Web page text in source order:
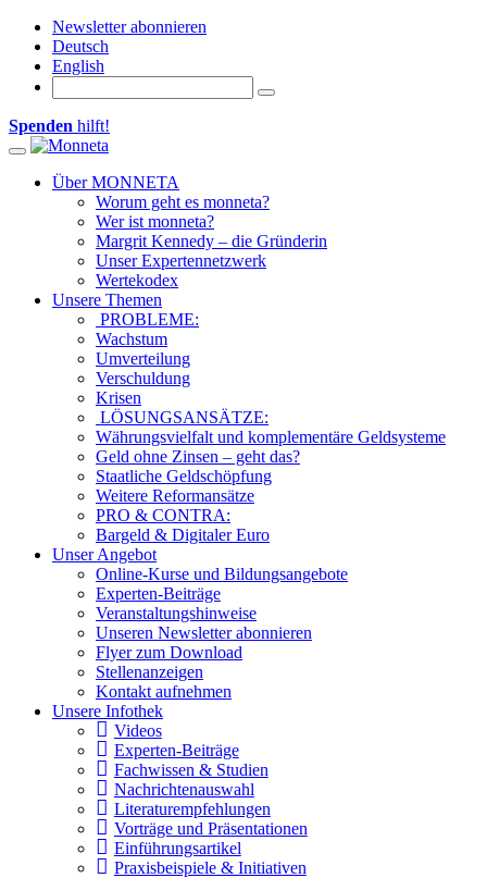
Newsletter abonnieren
Deutsch
English
Spenden hilft!
Toggle navigation
Über MONNETA
Worum geht es monneta?
Wer ist monneta?
Margrit Kennedy – die Gründerin
Unser Expertennetzwerk
Wertekodex
Unsere Themen
PROBLEME:
Wachstum
Umverteilung
Verschuldung
Krisen
LÖSUNGSANSÄTZE:
Währungsvielfalt und komplementäre Geldsysteme
Geld ohne Zinsen – geht das?
Staatliche Geldschöpfung
Weitere Reformansätze
PRO & CONTRA:
Bargeld & Digitaler Euro
Unser Angebot
Online-Kurse und Bildungsangebote
Experten-Beiträge
Veranstaltungshinweise
Unseren Newsletter abonnieren
Flyer zum Download
Stellenanzeigen
Kontakt aufnehmen
Unsere Infothek
Videos
Experten-Beiträge
Fachwissen & Studien
Nachrichtenauswahl
Literaturempfehlungen
Vorträge und Präsentationen
Einführungsartikel
Praxisbeispiele & Initiativen